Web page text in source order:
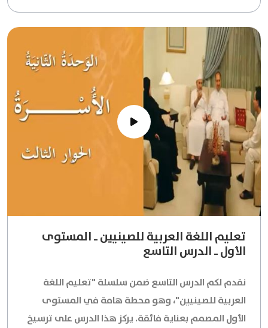
تعليم اللغة العربية للصينيين ـ المستوى
الأول ـ الدرس التاسع
نقدم لكم الدرس التاسع ضمن سلسلة "تعليم اللغة
العربية للصينيين"، وهو محطة هامة في المستوى
الأول المصمم بعناية فائقة. يركز هذا الدرس على ترسيخ